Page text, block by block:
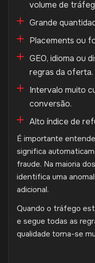
volume de
Grande
Placements ou
GEO, idioma ou
regras da oferta.
Intervalo muito
conversão.
Alto índice de
É importante
significa
fraude. Na maioria
identifica uma
adicional.
Quando o tráfego
e segue todas as
qualidade torna-se